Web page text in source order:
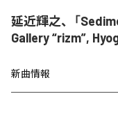
延近輝之、「
Gallery “rizm”,
新曲情報